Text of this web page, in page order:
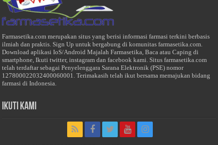
Farmasetika.com merupakan situs yang berisi informasi farmasi terkini berbasis
ilmiah dan praktis. Sign Up untuk bergabung di komunitas farmasetika.com.
Download aplikasi IoS/Android Majalah Farmasetika, Baca atau Caping di
smartphone, Ikuti twitter, instagram dan facebook kami. Situs farmasetika.com
telah terdaftar sebagai Penyelenggara Sarana Elektronik (PSE) nomor
127800022032400060001. Terimakasih telah ikut bersama memajukan bidang
farmasi di Indonesia.
Ikuti Kami